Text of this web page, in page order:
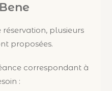
plusieurs
proposées.
correspondant à
: